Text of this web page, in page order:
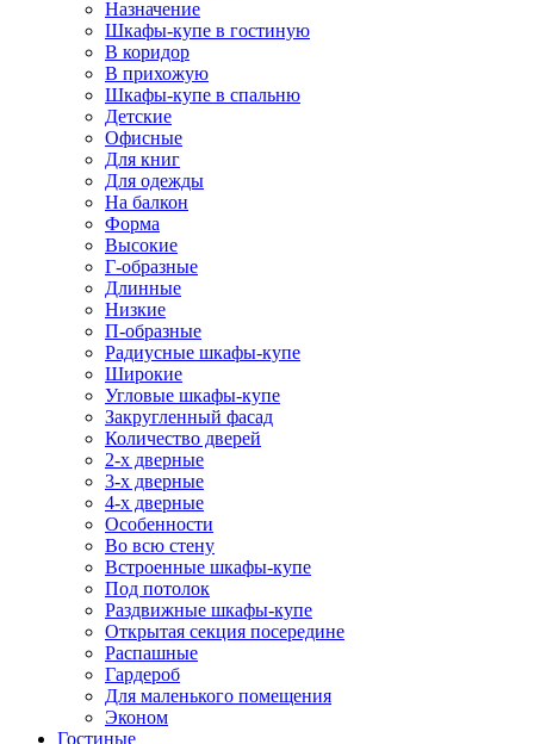
Назначение
Шкафы-купе в гостиную
В коридор
В прихожую
Шкафы-купе в спальню
Детские
Офисные
Для книг
Для одежды
На балкон
Форма
Высокие
Г-образные
Длинные
Низкие
П-образные
Радиусные шкафы-купе
Широкие
Угловые шкафы-купе
Закругленный фасад
Количество дверей
2-х дверные
3-х дверные
4-х дверные
Особенности
Во всю стену
Встроенные шкафы-купе
Под потолок
Раздвижные шкафы-купе
Открытая секция посередине
Распашные
Гардероб
Для маленького помещения
Эконом
Гостиные